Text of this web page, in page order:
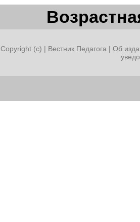
Copyright (c) | Вестник Педагога | Об